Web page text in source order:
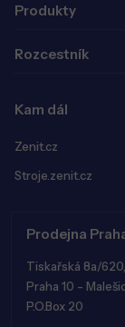
Produkty
Rozcestník
Kam dál
Zenit.cz
Stroje.zenit.cz
Prodejna
Tiskařská 8a/620,
Praha 10 -
P.O.Box 20